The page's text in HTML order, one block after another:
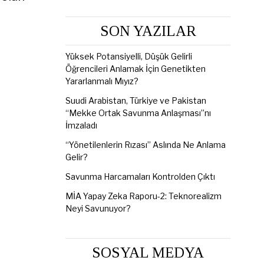
SON YAZILAR
Yüksek Potansiyelli, Düşük Gelirli
Öğrencileri Anlamak İçin Genetikten
Yararlanmalı Mıyız?
Suudi Arabistan, Türkiye ve Pakistan
“Mekke Ortak Savunma Anlaşması”nı
İmzaladı
“Yönetilenlerin Rızası” Aslında Ne Anlama
Gelir?
Savunma Harcamaları Kontrolden Çıktı
MİA Yapay Zeka Raporu-2: Teknorealizm
Neyi Savunuyor?
SOSYAL MEDYA